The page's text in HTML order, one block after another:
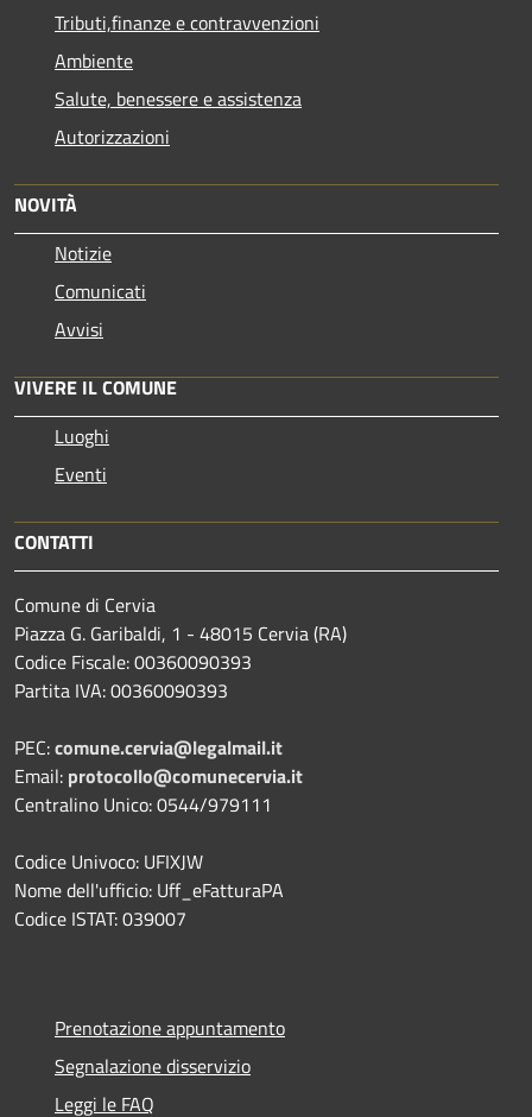
Tributi,finanze e contravvenzioni
Ambiente
Salute, benessere e assistenza
Autorizzazioni
NOVITÀ
Notizie
Comunicati
Avvisi
VIVERE IL COMUNE
Luoghi
Eventi
CONTATTI
Comune di Cervia
Piazza G. Garibaldi, 1 - 48015 Cervia (RA)
Codice Fiscale: 00360090393
Partita IVA: 00360090393
PEC:comune.cervia@legalmail.it
Email: protocollo@comunecervia.it
Centralino Unico: 0544/979111
Codice Univoco: UFIXJW
Nome dell'ufficio: Uff_eFatturaPA
Codice ISTAT: 039007
Prenotazione appuntamento
Segnalazione disservizio
Leggi le FAQ